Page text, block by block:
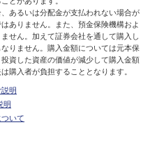
あるいは分配金が支払われない場合が
ありません。また、預金保険機構およ
せん。加えて証券会社を通して購入し
りません。購入金額については元本保
資した資産の価値が減少して購入金額
購入者が負担することとなります。
明
明
いて